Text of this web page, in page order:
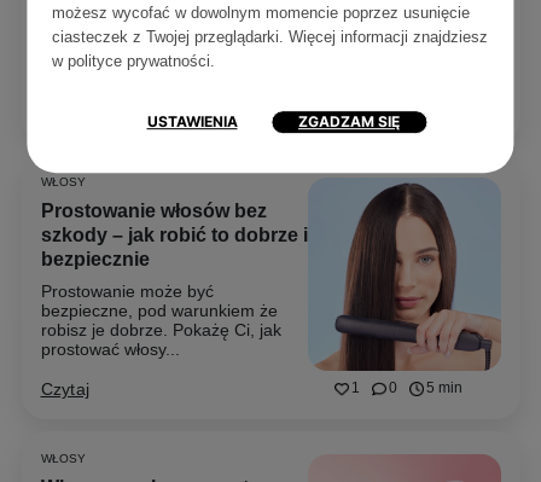
możesz wycofać w dowolnym momencie poprzez usunięcie
ciasteczek z Twojej przeglądarki. Więcej informacji znajdziesz
w polityce prywatności.
USTAWIENIA ZGADZAM SIĘ
0 0
Jedna noc potrafi zniszczyć skręt
albo wygładzenie. Podpowiadam
wiązać i zabezpieczać włosy, żeby
rano wyglądały...
1 0 5 min
WŁOSY
Prostowanie włosów bez
szkody – jak robić to dobrze i
bezpiecznie
Prostowanie może być
bezpieczne, pod warunkiem że
robisz je dobrze. Pokażę Ci, jak
prostować włosy...
Czytaj
WŁOSY